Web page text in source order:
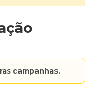
campanhas.